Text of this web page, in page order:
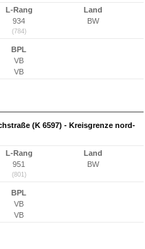
L-Rang
934
(784)
Land
BW
BPL
VB
VB
(K 6597) - Kreisgrenze nord-
L-Rang
951
(801)
Land
BW
BPL
VB
VB